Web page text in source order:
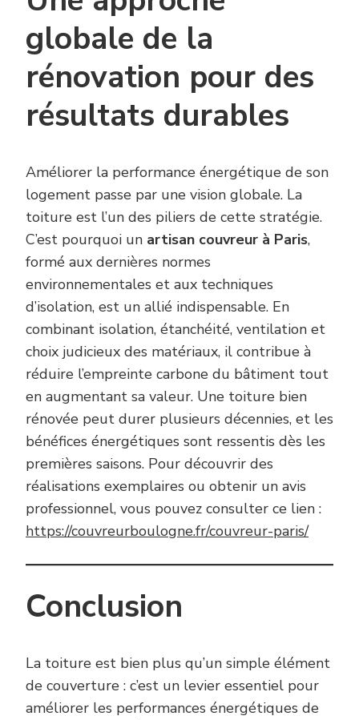
globale de la
rénovation pour des
résultats durables
Améliorer la performance énergétique de son
logement passe par une vision globale. La
toiture est l’un des piliers de cette stratégie.
C’est pourquoi un artisan couvreur à Paris,
formé aux dernières normes
environnementales et aux techniques
d’isolation, est un allié indispensable. En
combinant isolation, étanchéité, ventilation et
choix judicieux des matériaux, il contribue à
réduire l’empreinte carbone du bâtiment tout
en augmentant sa valeur. Une toiture bien
rénovée peut durer plusieurs décennies, et les
bénéfices énergétiques sont ressentis dès les
premières saisons. Pour découvrir des
réalisations exemplaires ou obtenir un avis
professionnel, vous pouvez consulter ce lien :
https://couvreurboulogne.fr/couvreur-paris/
Conclusion
La toiture est bien plus qu’un simple élément
de couverture : c’est un levier essentiel pour
améliorer les performances énergétiques de